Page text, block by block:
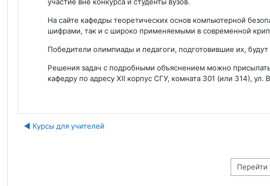
На сайте кафедры теоретических основ компьютерной
шифрами, так и с широко применяемыми в современной
Победители олимпиады и педагоги, подготовившие их,
Решения задач с подробными объяснением можно
кафедру по адресу XII корпус СГУ, комната 301 (или 314), ул.
◀︎ Курсы для учителей
Перейти на...